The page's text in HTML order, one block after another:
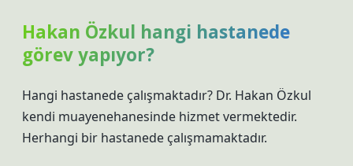
Hakan Özkul hangi hastanede
görev yapıyor?
Hangi hastanede çalışmaktadır? Dr. Hakan Özkul
kendi muayenehanesinde hizmet vermektedir.
Herhangi bir hastanede çalışmamaktadır.